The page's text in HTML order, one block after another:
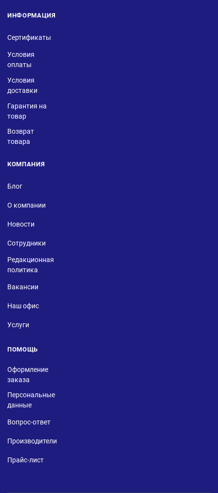
ИНФОРМАЦИЯ
Сертификаты
Условия
оплаты
Условия
доставки
Гарантия на
товар
Возврат
товара
КОМПАНИЯ
Блог
О компании
Новости
Сотрудники
Редакционная
политика
Вакансии
Наш офис
Услуги
ПОМОЩЬ
Оформление
заказа
Персональные
данные
Вопрос-ответ
Производители
Прайс-лист